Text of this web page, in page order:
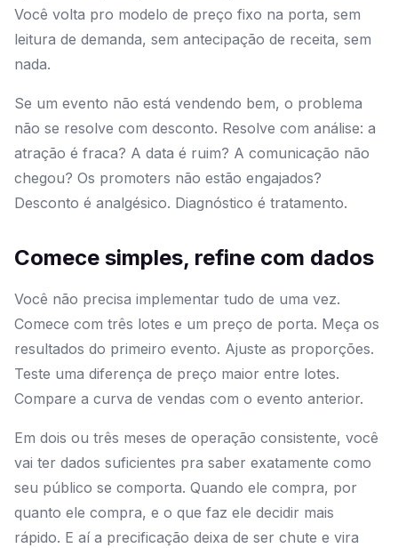
Você volta pro modelo de preço fixo na porta, sem
leitura de demanda, sem antecipação de receita, sem
nada.
Se um evento não está vendendo bem, o problema
não se resolve com desconto. Resolve com análise: a
atração é fraca? A data é ruim? A comunicação não
chegou? Os promoters não estão engajados?
Desconto é analgésico. Diagnóstico é tratamento.
Comece simples, refine com dados
Você não precisa implementar tudo de uma vez.
Comece com três lotes e um preço de porta. Meça os
resultados do primeiro evento. Ajuste as proporções.
Teste uma diferença de preço maior entre lotes.
Compare a curva de vendas com o evento anterior.
Em dois ou três meses de operação consistente, você
vai ter dados suficientes pra saber exatamente como
seu público se comporta. Quando ele compra, por
quanto ele compra, e o que faz ele decidir mais
rápido. E aí a precificação deixa de ser chute e vira